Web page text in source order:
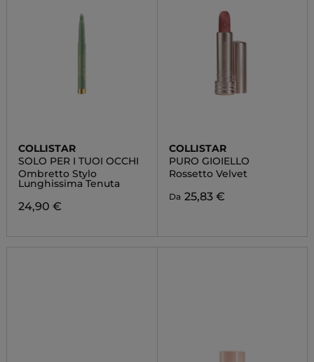
COLLISTAR
SOLO PER I TUOI OCCHI
Ombretto Stylo
Lunghissima Tenuta
24,90 €
COLLISTAR
PURO GIOIELLO
Rossetto Velvet
Da 25,83 €